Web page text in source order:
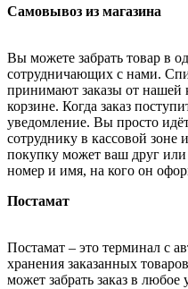
Самовывоз из магазина
Вы можете забрать товар в
сотрудничающих с нами.
принимают заказы от нашей
корзине. Когда заказ
уведомление. Вы просто
сотруднику в кассовой зоне
покупку может ваш друг или
номер и имя, на кого он
Постамат
Постамат – это терминал с
хранения заказанных
может забрать заказ в любое